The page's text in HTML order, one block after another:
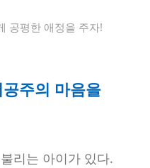
공평한 애정을 주자!
주의 마음을
리는 아이가 있다.